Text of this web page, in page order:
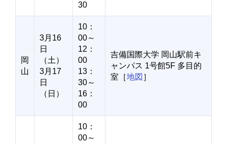
30
岡
山
3月16
日
（土）
3月17
日
（日）
10：
00～
12：
00
13：
30～
16：
00
吉備国際大学 岡山駅前キ
ャンパス 1号館5F 多目的
室［地図 ］
10：
00～